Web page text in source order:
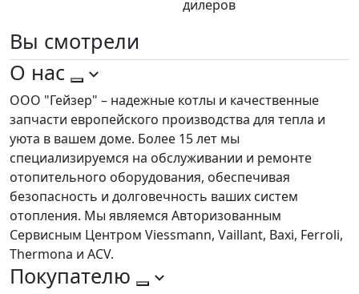
дилеров
Вы смотрели
О нас
ООО "Гейзер" – надежные котлы и качественные
запчасти европейского производства для тепла и
уюта в вашем доме. Более 15 лет мы
специализируемся на обслуживании и ремонте
отопительного оборудования, обеспечивая
безопасность и долговечность ваших систем
отопления. Мы являемся Авторизованным
Сервисным Центром Viessmann, Vaillant, Baxi, Ferroli,
Thermona и ACV.
Покупателю